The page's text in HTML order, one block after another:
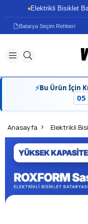
Elektrikli Bisiklet
Batarya Seçim Rehberi
⚡Bu Ürün İçin
05
Anasayfa Elektrikli